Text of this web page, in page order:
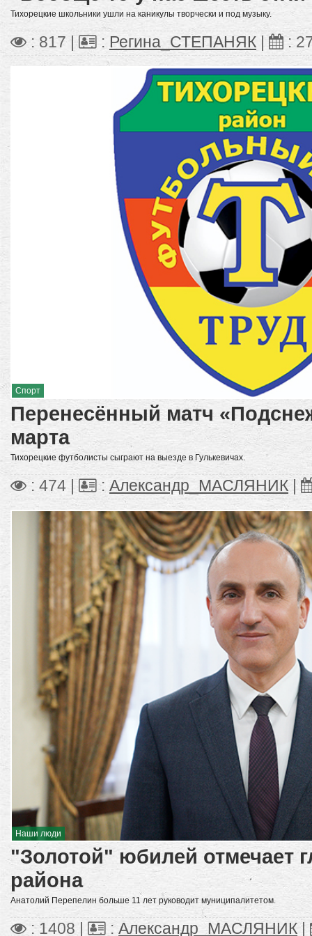
Тихорецкие школьники ушли на каникулы творчески и под музыку.
: 817 | : Регина_СТЕПАНЯК :
Спорт
Перенесённый матч
марта
Тихорецкие футболисты сыграют на выезде в Гулькевичах.
: 474 | : Александр_МАСЛЯНИК |
Наши люди
"Золотой" юбилей отмечает
района
Анатолий Перепелин больше 11 лет руководит муниципалитетом.
: 1408 | : Александр_МАСЛЯНИК |